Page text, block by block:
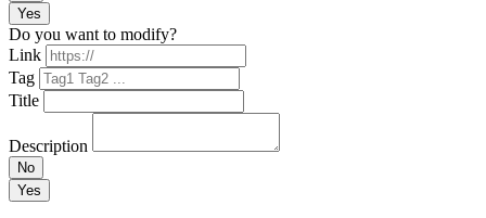
Yes
Do you want to modify?
Link
Tag
Title
Description
No
Yes